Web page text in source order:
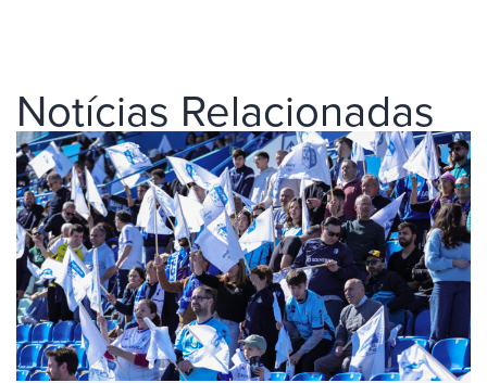
Notícias Relacionadas